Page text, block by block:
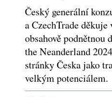
Český generální
a CzechTrade
obsahově
the Neanderland
stránky Česka jako
velkým potenciálem.